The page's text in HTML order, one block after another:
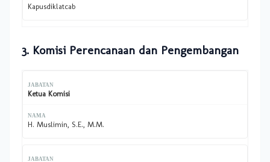
Kapusdiklatcab
3. Komisi Perencanaan dan Pengembangan
Ketua Komisi
H. Muslimin, S.E., M.M.